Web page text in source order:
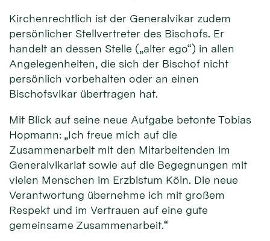
Kirchenrechtlich ist der Generalvikar zudem
persönlicher Stellvertreter des Bischofs. Er
handelt an dessen Stelle („alter ego“) in allen
Angelegenheiten, die sich der Bischof nicht
persönlich vorbehalten oder an einen
Bischofsvikar übertragen hat.
Mit Blick auf seine neue Aufgabe betonte Tobias
Hopmann: „Ich freue mich auf die
Zusammenarbeit mit den Mitarbeitenden im
Generalvikariat sowie auf die Begegnungen mit
vielen Menschen im Erzbistum Köln. Die neue
Verantwortung übernehme ich mit großem
Respekt und im Vertrauen auf eine gute
gemeinsame Zusammenarbeit.“